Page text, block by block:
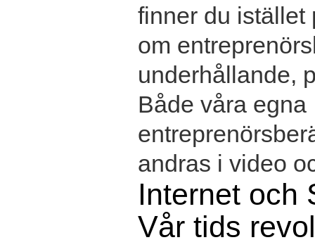
finner du istället
om
underhållande,
Både våra egna
andras i video
Internet och
Vår tids